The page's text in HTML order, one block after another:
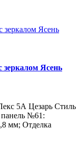
зеркалом Ясень
5А Цезарь Стиль
№61:
мм; Отделка